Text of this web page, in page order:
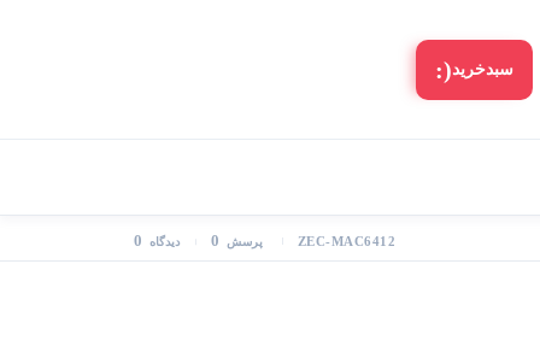
سبد‌خرید(:
ZEC-MAC6412 پرسش 0 دیدگاه 0